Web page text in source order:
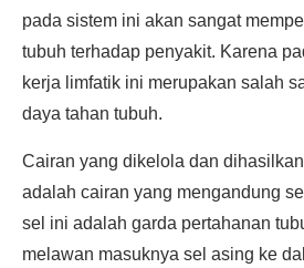
pada sistem ini akan sangat
tubuh terhadap penyakit. Karena
kerja limfatik ini merupakan salah
daya tahan tubuh.
Cairan yang dikelola dan
adalah cairan yang mengandung
sel ini adalah garda pertahanan
melawan masuknya sel asing ke